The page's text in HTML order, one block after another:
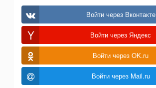
Войти через Вконтакте
Войти через Яндекс
Войти через OK.ru
Войти через Mail.ru